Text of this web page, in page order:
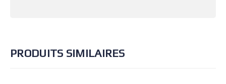
PRODUITS SIMILAIRES